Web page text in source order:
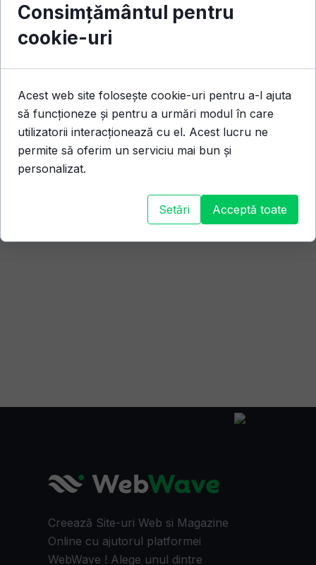
Creează Site-uri Web si Magazine
Online cu ajutorul platformei
WebWave ! Alege unul dintre
Consimțământul pentru
cookie-uri
Acest web site folosește cookie-uri pentru a-l ajuta
să funcționeze și pentru a urmări modul în care
utilizatorii interacționează cu el. Acest lucru ne
permite să oferim un serviciu mai bun și
personalizat.
Setări Acceptă toate